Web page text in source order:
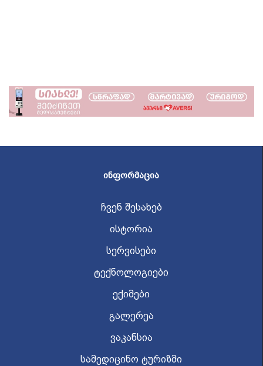
ᲘᲜᲤᲝᲠᲛᲐᲪᲘᲐ
ჩვენ შესახებ
ისტორია
სერვისები
ტექნოლოგიები
ექიმები
გალერეა
ვაკანსია
სამედიცინო ტურიზმი